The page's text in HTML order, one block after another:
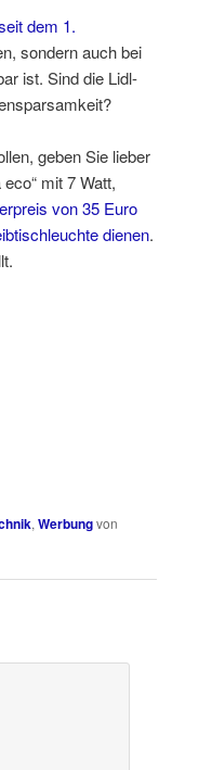
dem 1.
sondern auch bei
ist. Sind die Lidl-
geben Sie lieber
mit 7 Watt,
von 35 Euro
dienen.
, Werbungvon